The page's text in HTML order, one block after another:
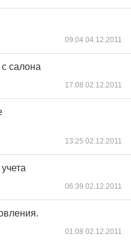
09:04 04.12.2011
салона
17:08 02.12.2011
13:25 02.12.2011
06:39 02.12.2011
01:08 02.12.2011